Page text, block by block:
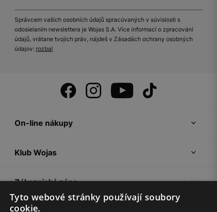
Správcem vašich osobních údajů spracúvaných v súvislosti s
odosielaním newslettera je Wojas S.A. Více informací o zpracování
údajů, vrátane tvojich práv, nájdeš v Zásadách ochrany osobných
údajov: rozbal
On-line nákupy
Klub Wojas
Zákaznická zóna
Tyto webové stránky používají soubory
cookie.